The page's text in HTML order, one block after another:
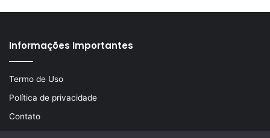
Informações Importantes
Termo de Uso
Política de privacidade
Contato